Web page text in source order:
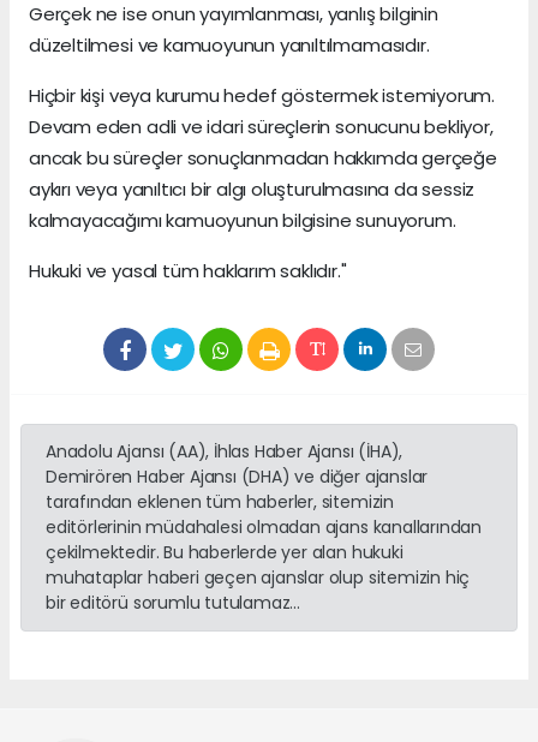
Gerçek ne ise onun yayımlanması, yanlış bilginin
düzeltilmesi ve kamuoyunun yanıltılmamasıdır.
Hiçbir kişi veya kurumu hedef göstermek istemiyorum.
Devam eden adli ve idari süreçlerin sonucunu bekliyor,
ancak bu süreçler sonuçlanmadan hakkımda gerçeğe
aykırı veya yanıltıcı bir algı oluşturulmasına da sessiz
kalmayacağımı kamuoyunun bilgisine sunuyorum.
Hukuki ve yasal tüm haklarım saklıdır."
Anadolu Ajansı (AA), İhlas Haber Ajansı (İHA),
Demirören Haber Ajansı (DHA) ve diğer ajanslar
tarafından eklenen tüm haberler, sitemizin
editörlerinin müdahalesi olmadan ajans kanallarından
çekilmektedir. Bu haberlerde yer alan hukuki
muhataplar haberi geçen ajanslar olup sitemizin hiç
bir editörü sorumlu tutulamaz...